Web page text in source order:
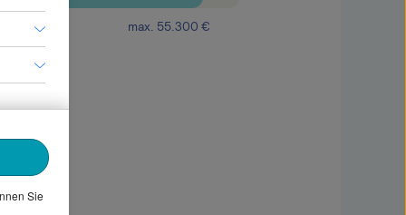
max. 55.300 €
Sie